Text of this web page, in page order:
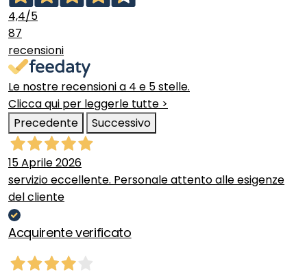
4,4/5
87
recensioni
Le nostre recensioni a 4 e 5 stelle.
Clicca qui per leggerle tutte >
Precedente
Successivo
15 Aprile 2026
servizio eccellente. Personale attento alle esigenze
del cliente
Acquirente verificato